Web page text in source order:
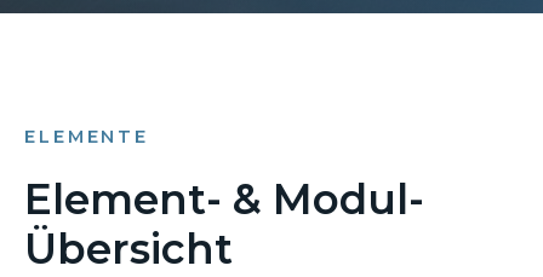
ELEMENTE
Element- & Modul-
Übersicht